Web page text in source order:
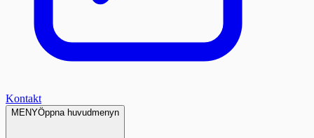
Kontakt
MENYÖppna huvudmenyn